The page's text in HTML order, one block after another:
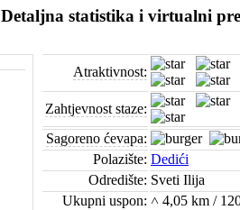
Detaljna statistika i virtualni
Atraktivnost:
Zahtjevnost staze:
Sagoreno ćevapa:
Polazište: Dedići
Odredište: Sveti Ilija
Ukupni uspon: ˄ 4,05 km /